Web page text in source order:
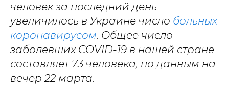
человек за последний день
увеличилось в Украине число больных
коронавирусом. Общее число
заболевших COVID-19 в нашей стране
составляет 73 человека, по данным на
вечер 22 марта.